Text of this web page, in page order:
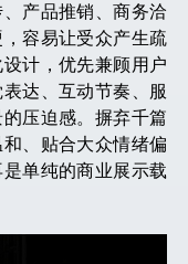
产品推销、商务洽
容易让受众产生疏
计，优先兼顾用户
达、互动节奏、服
压迫感。摒弃千篇
、贴合大众情绪偏
单纯的商业展示载